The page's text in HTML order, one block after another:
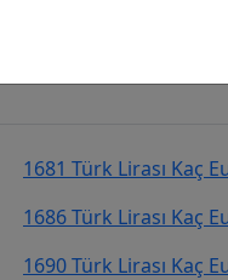
bir şekilde
1681 Türk Lirası Kaç
1686 Türk Lirası Kaç
1690 Türk Lirası Kaç